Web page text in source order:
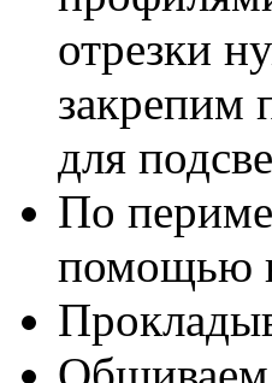
отрезки
закрепим
для
По
помощью